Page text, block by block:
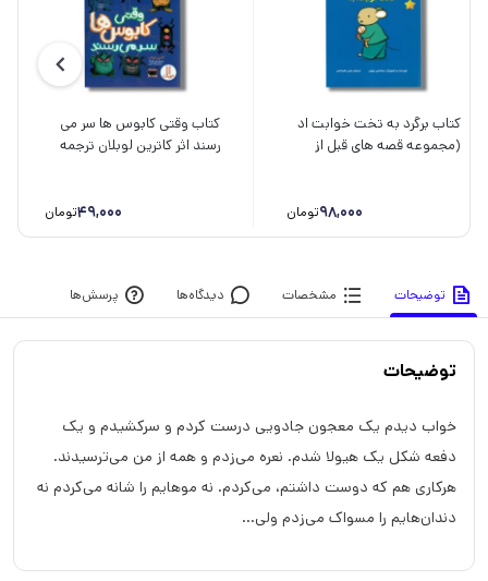
کتاب برگرد به تخت خوابت اد
(مجموعه قصه های قبل از
98,000تومان
کتاب وقتی کابوس ها سر می
رسند اثر کاترین لوبلان ترجمه
49,000تومان
توضیحات مشخصات دیدگاه‌ها پرسش‌ها
توضیحات
خواب دیدم یک معجون جادویی درست کردم و سرکشیدم و یک‌
دفعه شکل یک هیولا شدم. نعره می‌زدم و همه از من می‌ترسیدند.
هرکاری هم که دوست داشتم، می‌کردم. نه موهایم را شانه می‌کردم نه
دندان‌هایم را مسواک می‌زدم ولی...